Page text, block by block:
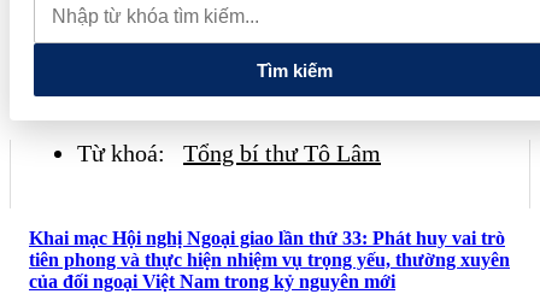
thúc đẩy phát triển khu kinh tế đặc biệt
7/8: Dầu thế giới bật tăng mạnh, giá xăng trong nước đồng loạt giảm
Tìm kiếm
Từ khoá: Tổng bí thư Tô Lâm
Khai mạc Hội nghị Ngoại giao lần thứ 33: Phát huy vai trò
tiên phong và thực hiện nhiệm vụ trọng yếu, thường xuyên
của đối ngoại Việt Nam trong kỷ nguyên mới